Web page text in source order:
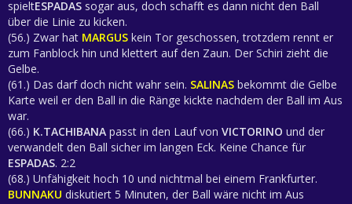
spieltESPADAS sogar aus, doch schafft es dann nicht den Ball
über die Linie zu kicken.
(56.) Zwar hat MARGUS kein Tor geschossen, trotzdem rennt er
zum Fanblock hin und klettert auf den Zaun. Der Schiri zieht die
Gelbe.
(61.) Das darf doch nicht wahr sein. SALINAS bekommt die Gelbe
Karte weil er den Ball in die Ränge kickte nachdem der Ball im Aus
war.
(66.) K.TACHIBANA passt in den Lauf von VICTORINO und der
verwandelt den Ball sicher im langen Eck. Keine Chance für
ESPADAS. 2:2
(68.) Unfähigkeit hoch 10 und nichtmal bei einem Frankfurter.
BUNNAKU diskutiert 5 Minuten, der Ball wäre nicht im Aus